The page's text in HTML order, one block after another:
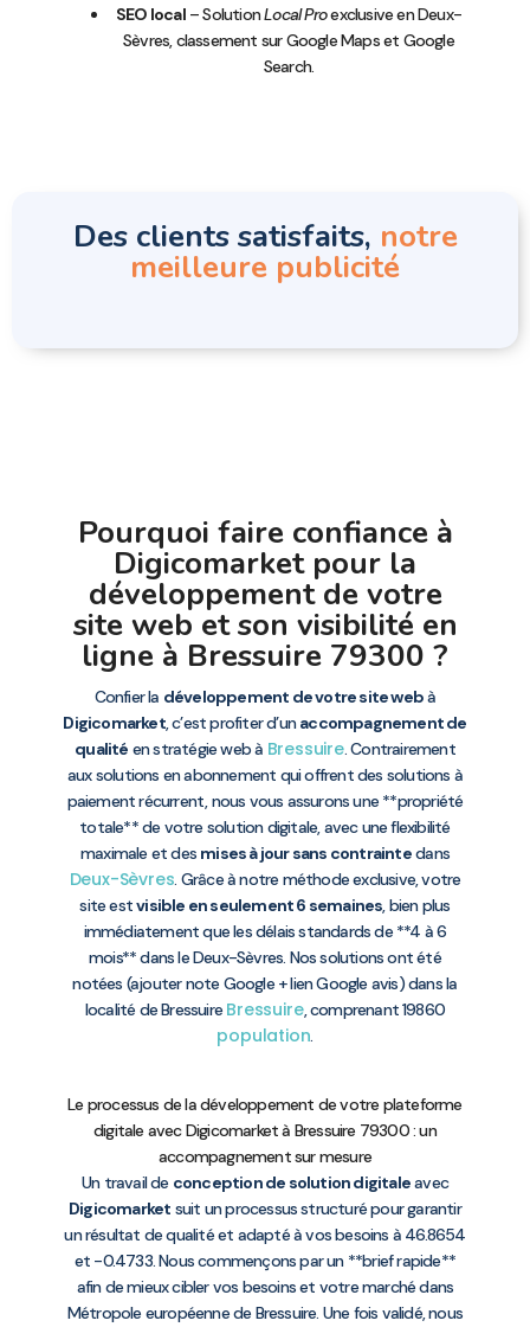
SEO local– SolutionLocal Proexclusive en Deux-
Sèvres, classement sur Google Maps et Google
Search.
Des clients satisfaits, notre
meilleure publicité
Pourquoi faire confiance à
Digicomarket pour la
développement de votre
site web et son visibilité en
ligne à Bressuire 79300 ?
Confier la développement de votre site webà
Digicomarket, c’est profiter d’unaccompagnement de
qualité en stratégie web à Bressuire. Contrairement
aux solutions en abonnement qui offrent des solutions à
paiement récurrent, nous vous assurons une **propriété
totale** de votre solution digitale, avec une flexibilité
maximale et des mises à jour sans contraintedans
Deux-Sèvres. Grâce à notre méthode exclusive, votre
site estvisible en seulement 6 semaines, bien plus
immédiatement que les délais standards de **4 à 6
mois** dans le Deux-Sèvres. Nos solutions ont été
notées (ajouter note Google + lien Google avis) dans la
localité de Bressuire Bressuire, comprenant 19860
population.
Le processus de la développement de votre plateforme
digitale avec Digicomarket à Bressuire 79300 : un
accompagnement sur mesure
Un travail de conception de solution digitaleavec
Digicomarket suit un processus structuré pour garantir
un résultat de qualité et adapté à vos besoins à 46.8654
et -0.4733. Nous commençons par un **brief rapide**
afin de mieux cibler vos besoins et votre marché dans
Métropole européenne de Bressuire. Une fois validé, nous